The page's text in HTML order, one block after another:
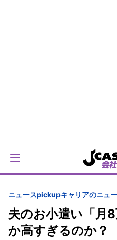
ニュースpickupキャリアのニュ
夫のお小遣い「
か高すぎるのか？